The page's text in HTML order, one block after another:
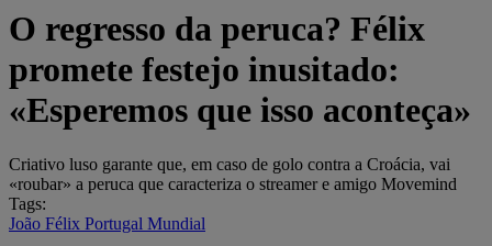
O regresso da peruca? Félix
promete festejo inusitado:
«Esperemos que isso aconteça»
Criativo luso garante que, em caso de golo contra a Croácia, vai
«roubar» a peruca que caracteriza o streamer e amigo Movemind
Tags:
João Félix Portugal Mundial